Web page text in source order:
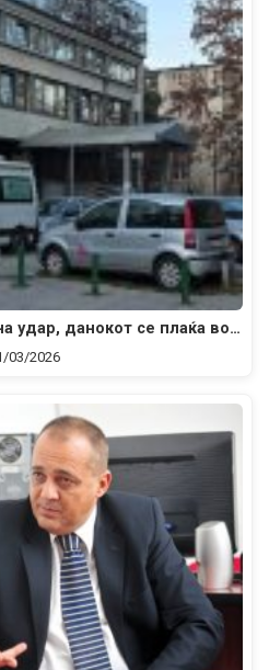
удар, данокот се плаќа во…
03/2026